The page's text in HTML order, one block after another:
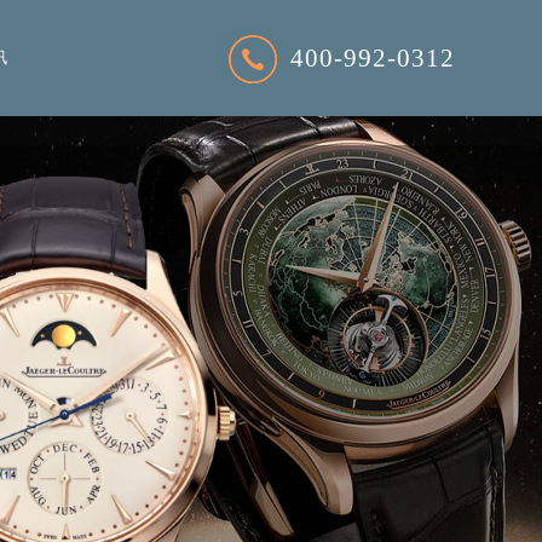
400-992-0312